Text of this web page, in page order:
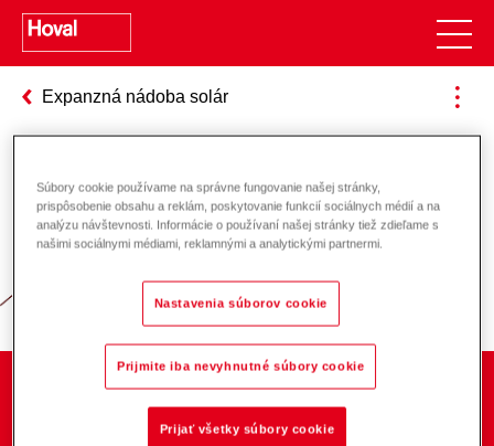
Expanzná nádoba solár
Zodpovednosť za energiu a životné
prostredie
O spoločnosti
Súbory cookie používame na správne fungovanie našej stránky,
prispôsobenie obsahu a reklám, poskytovanie funkcií sociálnych médií a na
analýzu návštevnosti. Informácie o používaní našej stránky tiež zdieľame s
našimi sociálnymi médiami, reklamnými a analytickými partnermi.
Nastavenia súborov cookie
Prijmite iba nevyhnutné súbory cookie
Prijať všetky súbory cookie